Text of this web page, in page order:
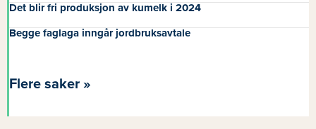
Det blir fri produksjon av kumelk i 2024
Begge faglaga inngår jordbruksavtale
Flere saker »